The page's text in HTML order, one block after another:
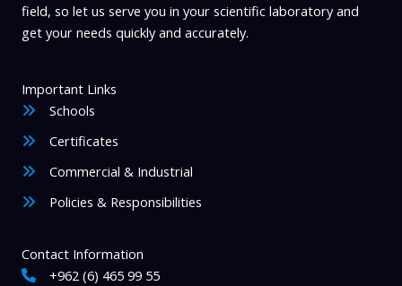
field, so let us serve you in your scientific laboratory and
get your needs quickly and accurately.
Important Links
Schools
Certificates
Commercial & Industrial
Policies & Responsibilities
Contact Information
+962 (6) 465 99 55